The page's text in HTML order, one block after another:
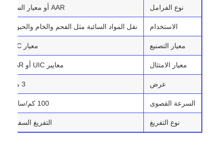
نوع الفرامل AAR أو معيار السل
الاستخدام نقل المواد السائبة مثل الفحم والخام والحبوب
معيار التصنيع معيار UIC
معيار الامتثال معايير UIC أو AAR
عرض 3 متر
السرعة القصوى 100 كم/ساعة
نوع التفريغ التفريغ السفلي